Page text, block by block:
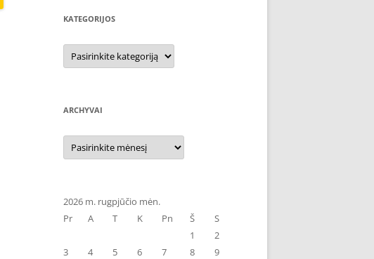
KATEGORIJOS
Kategorijos
ARCHYVAI
Archyvai
2026 m. rugpjūčio mėn.
Pr
A T K Pn Š
S
1
2
3
4 5 6 7 8
9